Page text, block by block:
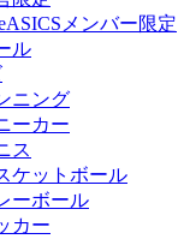
メンバー限定
ル
ニング
ーカー
ス
ケットボール
ーボール
カー